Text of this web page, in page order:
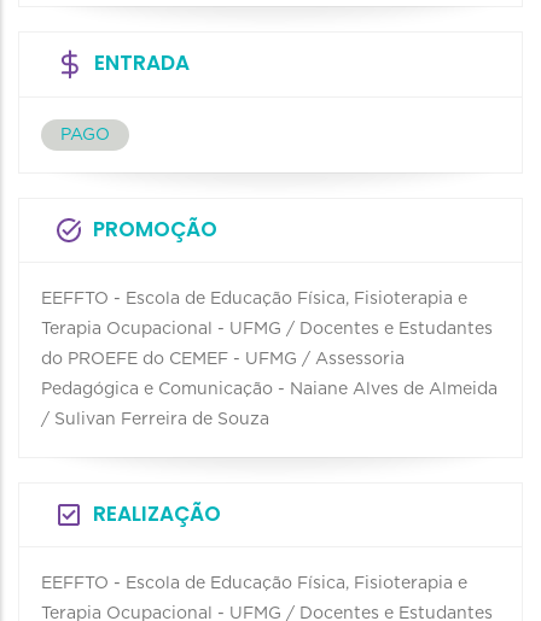
ENTRADA
PAGO
PROMOÇÃO
EEFFTO - Escola de Educação Física, Fisioterapia e
Terapia Ocupacional - UFMG / Docentes e Estudantes
do PROEFE do CEMEF - UFMG / Assessoria
Pedagógica e Comunicação - Naiane Alves de Almeida
/ Sulivan Ferreira de Souza
REALIZAÇÃO
EEFFTO - Escola de Educação Física, Fisioterapia e
Terapia Ocupacional - UFMG / Docentes e Estudantes